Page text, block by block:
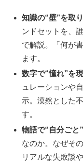
知識の“壁”を取
ンドセットを、
で解説。「何が
ます。
数字で“憧れ”を
ュレーションや
示。漠然とした
す。
物語で“自分ごと
なのか。なぜそ
リアルな失敗談